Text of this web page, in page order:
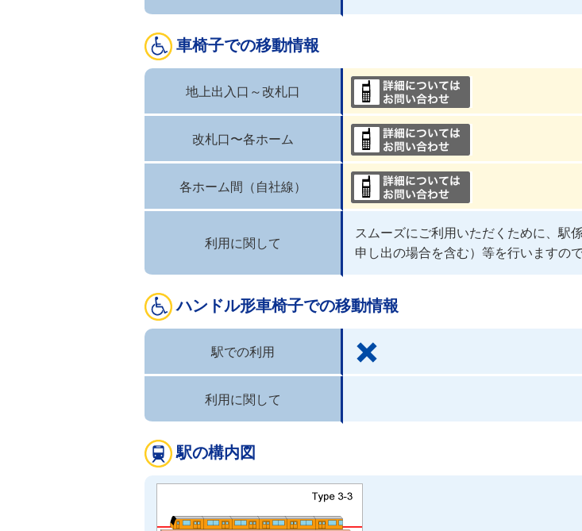
車椅子での移動情報
地上出入口～改札口
改札口〜各ホーム
各ホーム間（自社線）
利用に関して
スムーズにご利用いただくために、駅
申し出の場合を含む）等を行いますの
ハンドル形車椅子での移動情報
駅での利用
利用に関して
駅の構内図